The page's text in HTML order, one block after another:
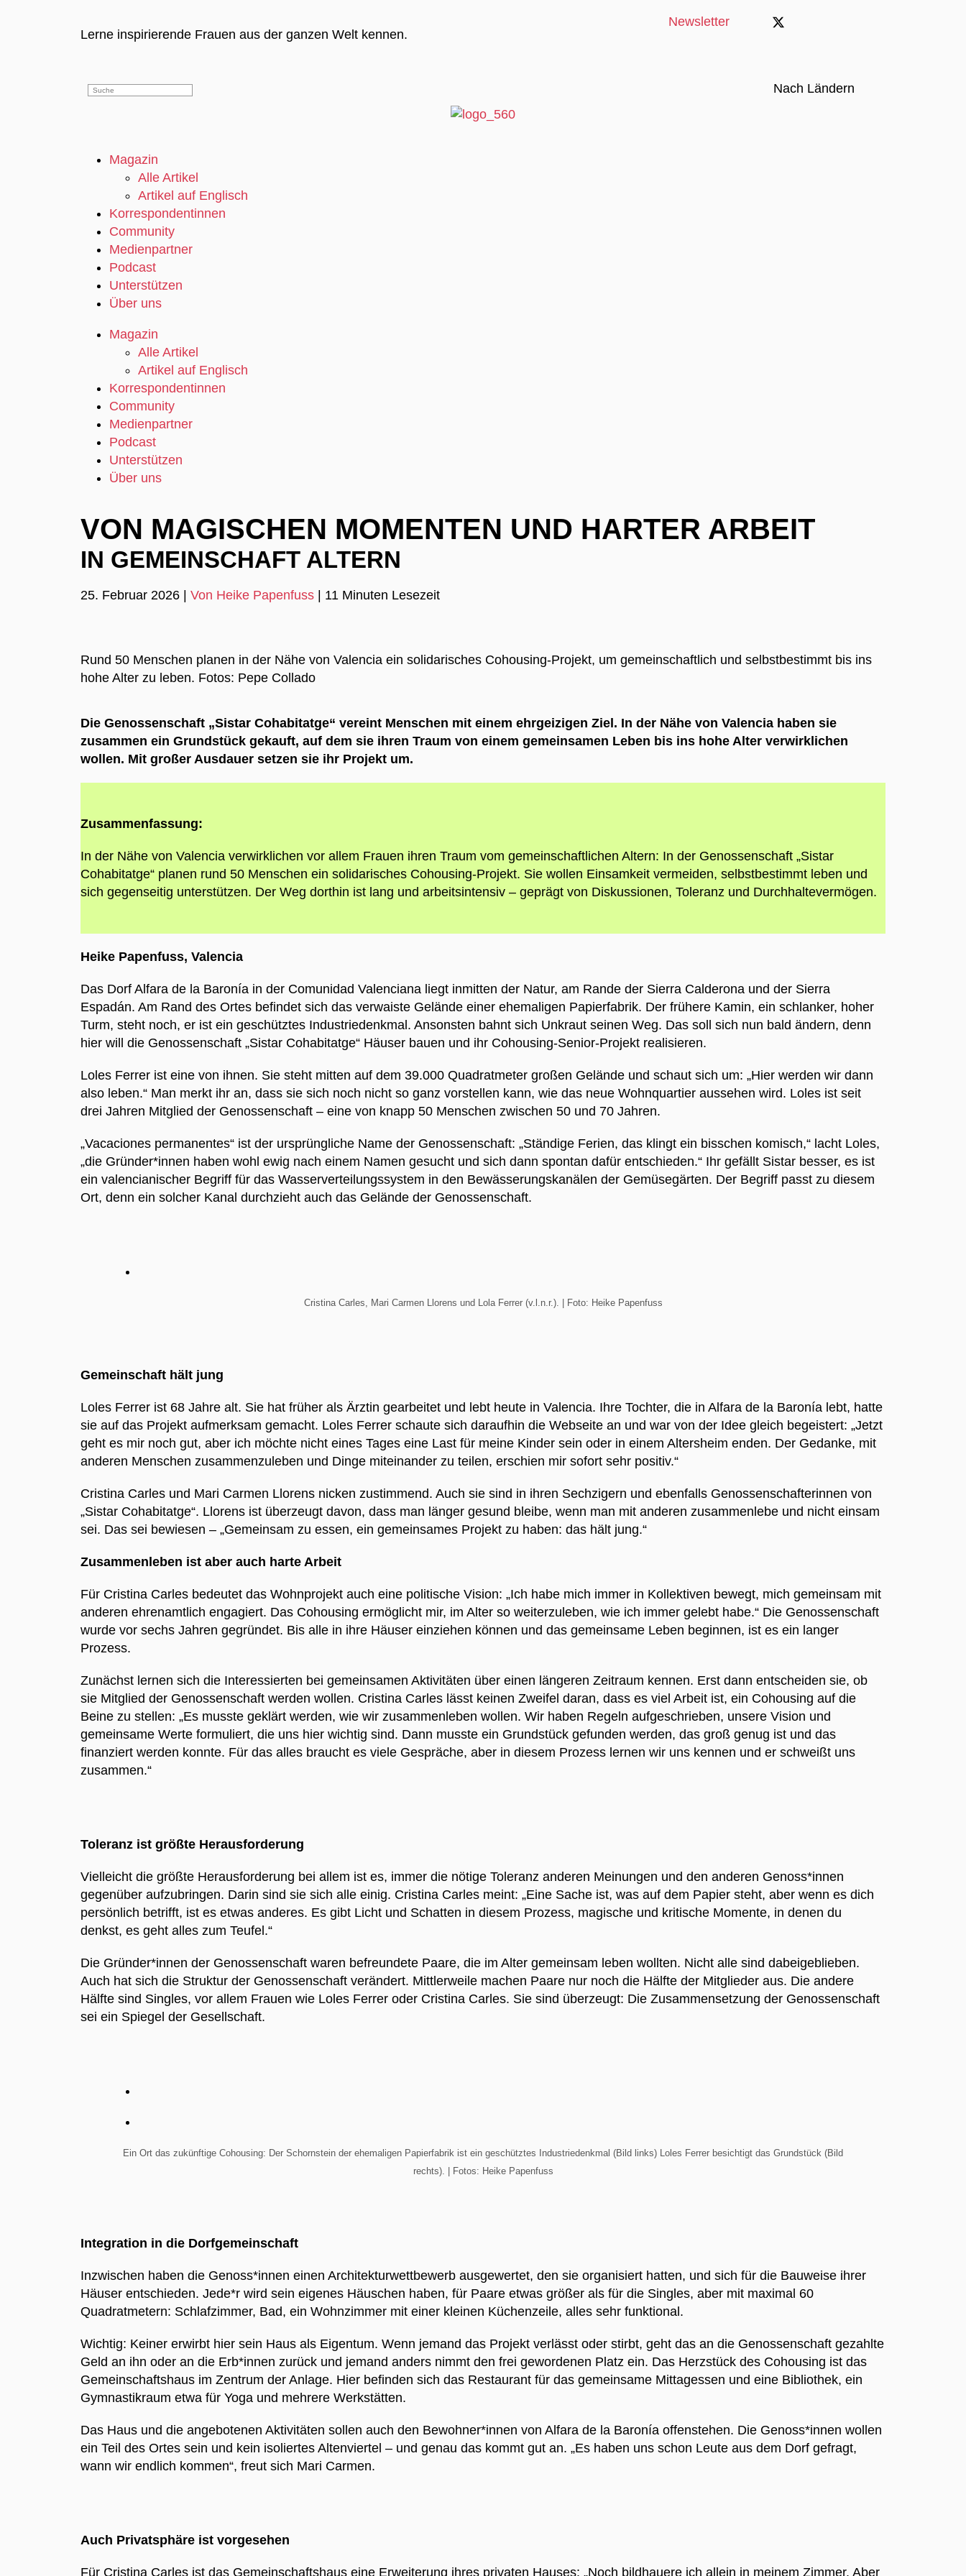
Lerne inspirierende Frauen aus der ganzen Welt kennen.
Newsletter
Nach Ländern
Magazin
Alle Artikel
Artikel auf Englisch
Korrespondentinnen
Community
Medienpartner
Podcast
Unterstützen
Über uns
Magazin
Alle Artikel
Artikel auf Englisch
Korrespondentinnen
Community
Medienpartner
Podcast
Unterstützen
Über uns
VON MAGISCHEN MOMENTEN UND HARTER ARBEIT
IN GEMEINSCHAFT ALTERN
25. Februar 2026 | Von Heike Papenfuss | 11 Minuten Lesezeit
Rund 50 Menschen planen in der Nähe von Valencia ein solidarisches Cohousing-Projekt, um gemeinschaftlich und selbstbestimmt bis ins
hohe Alter zu leben. Fotos: Pepe Collado
Die Genossenschaft „Sistar Cohabitatge“ vereint Menschen mit einem ehrgeizigen Ziel. In der Nähe von Valencia haben sie
zusammen ein Grundstück gekauft, auf dem sie ihren Traum von einem gemeinsamen Leben bis ins hohe Alter verwirklichen
wollen. Mit großer Ausdauer setzen sie ihr Projekt um.
Zusammenfassung:
In der Nähe von Valencia verwirklichen vor allem Frauen ihren Traum vom gemeinschaftlichen Altern: In der Genossenschaft „Sistar
Cohabitatge“ planen rund 50 Menschen ein solidarisches Cohousing-Projekt. Sie wollen Einsamkeit vermeiden, selbstbestimmt leben und
sich gegenseitig unterstützen. Der Weg dorthin ist lang und arbeitsintensiv – geprägt von Diskussionen, Toleranz und Durchhaltevermögen.
Heike Papenfuss, Valencia
Das Dorf Alfara de la Baronía in der Comunidad Valenciana liegt inmitten der Natur, am Rande der Sierra Calderona und der Sierra
Espadán. Am Rand des Ortes befindet sich das verwaiste Gelände einer ehemaligen Papierfabrik. Der frühere Kamin, ein schlanker, hoher
Turm, steht noch, er ist ein geschütztes Industriedenkmal. Ansonsten bahnt sich Unkraut seinen Weg. Das soll sich nun bald ändern, denn
hier will die Genossenschaft „Sistar Cohabitatge“ Häuser bauen und ihr Cohousing-Senior-Projekt realisieren.
Loles Ferrer ist eine von ihnen. Sie steht mitten auf dem 39.000 Quadratmeter großen Gelände und schaut sich um: „Hier werden wir dann
also leben.“ Man merkt ihr an, dass sie sich noch nicht so ganz vorstellen kann, wie das neue Wohnquartier aussehen wird. Loles ist seit
drei Jahren Mitglied der Genossenschaft – eine von knapp 50 Menschen zwischen 50 und 70 Jahren.
„Vacaciones permanentes“ ist der ursprüngliche Name der Genossenschaft: „Ständige Ferien, das klingt ein bisschen komisch,“ lacht Loles,
„die Gründer*innen haben wohl ewig nach einem Namen gesucht und sich dann spontan dafür entschieden.“ Ihr gefällt Sistar besser, es ist
ein valencianischer Begriff für das Wasserverteilungssystem in den Bewässerungskanälen der Gemüsegärten. Der Begriff passt zu diesem
Ort, denn ein solcher Kanal durchzieht auch das Gelände der Genossenschaft.
Cristina Carles, Mari Carmen Llorens und Lola Ferrer (v.l.n.r.). | Foto: Heike Papenfuss
Gemeinschaft hält jung
Loles Ferrer ist 68 Jahre alt. Sie hat früher als Ärztin gearbeitet und lebt heute in Valencia. Ihre Tochter, die in Alfara de la Baronía lebt, hatte
sie auf das Projekt aufmerksam gemacht. Loles Ferrer schaute sich daraufhin die Webseite an und war von der Idee gleich begeistert: „Jetzt
geht es mir noch gut, aber ich möchte nicht eines Tages eine Last für meine Kinder sein oder in einem Altersheim enden. Der Gedanke, mit
anderen Menschen zusammenzuleben und Dinge miteinander zu teilen, erschien mir sofort sehr positiv.“
Cristina Carles und Mari Carmen Llorens nicken zustimmend. Auch sie sind in ihren Sechzigern und ebenfalls Genossenschafterinnen von
„Sistar Cohabitatge“. Llorens ist überzeugt davon, dass man länger gesund bleibe, wenn man mit anderen zusammenlebe und nicht einsam
sei. Das sei bewiesen – „Gemeinsam zu essen, ein gemeinsames Projekt zu haben: das hält jung.“
Zusammenleben ist aber auch harte Arbeit
Für Cristina Carles bedeutet das Wohnprojekt auch eine politische Vision: „Ich habe mich immer in Kollektiven bewegt, mich gemeinsam mit
anderen ehrenamtlich engagiert. Das Cohousing ermöglicht mir, im Alter so weiterzuleben, wie ich immer gelebt habe.“ Die Genossenschaft
wurde vor sechs Jahren gegründet. Bis alle in ihre Häuser einziehen können und das gemeinsame Leben beginnen, ist es ein langer
Prozess.
Zunächst lernen sich die Interessierten bei gemeinsamen Aktivitäten über einen längeren Zeitraum kennen. Erst dann entscheiden sie, ob
sie Mitglied der Genossenschaft werden wollen. Cristina Carles lässt keinen Zweifel daran, dass es viel Arbeit ist, ein Cohousing auf die
Beine zu stellen: „Es musste geklärt werden, wie wir zusammenleben wollen. Wir haben Regeln aufgeschrieben, unsere Vision und
gemeinsame Werte formuliert, die uns hier wichtig sind. Dann musste ein Grundstück gefunden werden, das groß genug ist und das
finanziert werden konnte. Für das alles braucht es viele Gespräche, aber in diesem Prozess lernen wir uns kennen und er schweißt uns
zusammen.“
Toleranz ist größte Herausforderung
Vielleicht die größte Herausforderung bei allem ist es, immer die nötige Toleranz anderen Meinungen und den anderen Genoss*innen
gegenüber aufzubringen. Darin sind sie sich alle einig. Cristina Carles meint: „Eine Sache ist, was auf dem Papier steht, aber wenn es dich
persönlich betrifft, ist es etwas anderes. Es gibt Licht und Schatten in diesem Prozess, magische und kritische Momente, in denen du
denkst, es geht alles zum Teufel.“
Die Gründer*innen der Genossenschaft waren befreundete Paare, die im Alter gemeinsam leben wollten. Nicht alle sind dabeigeblieben.
Auch hat sich die Struktur der Genossenschaft verändert. Mittlerweile machen Paare nur noch die Hälfte der Mitglieder aus. Die andere
Hälfte sind Singles, vor allem Frauen wie Loles Ferrer oder Cristina Carles. Sie sind überzeugt: Die Zusammensetzung der Genossenschaft
sei ein Spiegel der Gesellschaft.
Ein Ort das zukünftige Cohousing: Der Schornstein der ehemaligen Papierfabrik ist ein geschütztes Industriedenkmal (Bild links) Loles Ferrer besichtigt das Grundstück (Bild
rechts). | Fotos: Heike Papenfuss
Integration in die Dorfgemeinschaft
Inzwischen haben die Genoss*innen einen Architekturwettbewerb ausgewertet, den sie organisiert hatten, und sich für die Bauweise ihrer
Häuser entschieden. Jede*r wird sein eigenes Häuschen haben, für Paare etwas größer als für die Singles, aber mit maximal 60
Quadratmetern: Schlafzimmer, Bad, ein Wohnzimmer mit einer kleinen Küchenzeile, alles sehr funktional.
Wichtig: Keiner erwirbt hier sein Haus als Eigentum. Wenn jemand das Projekt verlässt oder stirbt, geht das an die Genossenschaft gezahlte
Geld an ihn oder an die Erb*innen zurück und jemand anders nimmt den frei gewordenen Platz ein. Das Herzstück des Cohousing ist das
Gemeinschaftshaus im Zentrum der Anlage. Hier befinden sich das Restaurant für das gemeinsame Mittagessen und eine Bibliothek, ein
Gymnastikraum etwa für Yoga und mehrere Werkstätten.
Das Haus und die angebotenen Aktivitäten sollen auch den Bewohner*innen von Alfara de la Baronía offenstehen. Die Genoss*innen wollen
ein Teil des Ortes sein und kein isoliertes Altenviertel – und genau das kommt gut an. „Es haben uns schon Leute aus dem Dorf gefragt,
wann wir endlich kommen“, freut sich Mari Carmen.
Auch Privatsphäre ist vorgesehen
Für Cristina Carles ist das Gemeinschaftshaus eine Erweiterung ihres privaten Hauses: „Noch bildhauere ich allein in meinem Zimmer. Aber